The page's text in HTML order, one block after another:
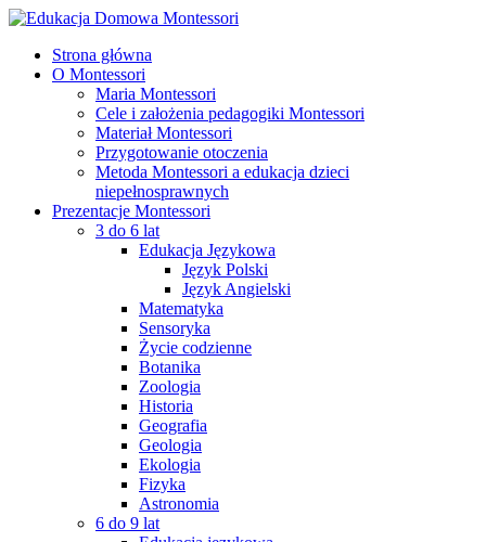
Strona główna
O Montessori
Maria Montessori
Cele i założenia pedagogiki Montessori
Materiał Montessori
Przygotowanie otoczenia
Metoda Montessori a edukacja dzieci
niepełnosprawnych
Prezentacje Montessori
3 do 6 lat
Edukacja Językowa
Język Polski
Język Angielski
Matematyka
Sensoryka
Życie codzienne
Botanika
Zoologia
Historia
Geografia
Geologia
Ekologia
Fizyka
Astronomia
6 do 9 lat